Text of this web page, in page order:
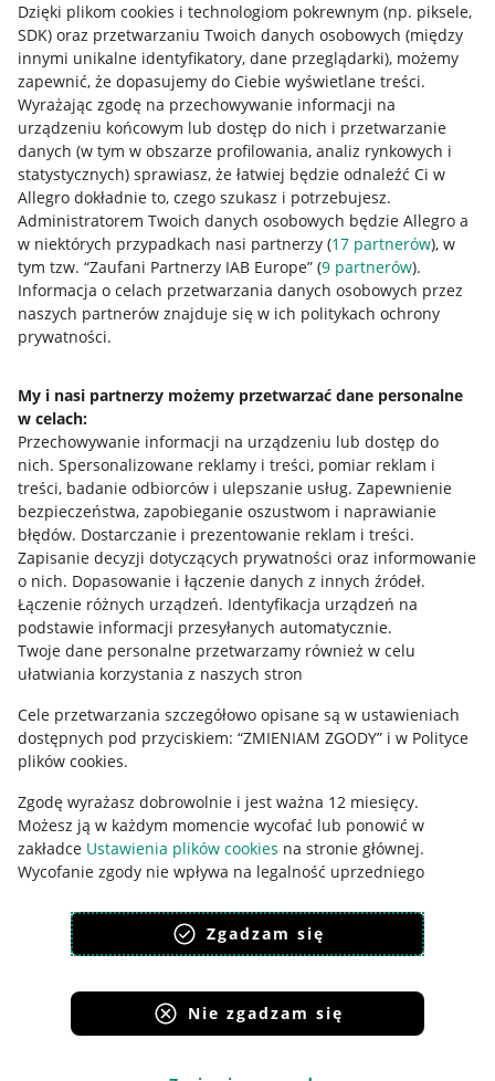
Dzięki plikom cookies i technologiom pokrewnym (np. piksele,
SDK) oraz przetwarzaniu Twoich danych osobowych (między
innymi unikalne identyfikatory, dane przeglądarki), możemy
zapewnić, że dopasujemy do Ciebie wyświetlane treści.
Wyrażając zgodę na przechowywanie informacji na
urządzeniu końcowym lub dostęp do nich i przetwarzanie
danych (w tym w obszarze profilowania, analiz rynkowych i
statystycznych) sprawiasz, że łatwiej będzie odnaleźć Ci w
Allegro dokładnie to, czego szukasz i potrzebujesz.
Administratorem Twoich danych osobowych będzie Allegro a
w niektórych przypadkach nasi partnerzy (17 partnerów), w
tym tzw. “Zaufani Partnerzy IAB Europe” (9 partnerów).
Informacja o celach przetwarzania danych osobowych przez
naszych partnerów znajduje się w ich politykach ochrony
prywatności.
My i nasi partnerzy możemy przetwarzać dane personalne
w celach:
Przechowywanie informacji na urządzeniu lub dostęp do
nich. Spersonalizowane reklamy i treści, pomiar reklam i
treści, badanie odbiorców i ulepszanie usług. Zapewnienie
bezpieczeństwa, zapobieganie oszustwom i naprawianie
błędów. Dostarczanie i prezentowanie reklam i treści.
Zapisanie decyzji dotyczących prywatności oraz informowanie
o nich. Dopasowanie i łączenie danych z innych źródeł.
Łączenie różnych urządzeń. Identyfikacja urządzeń na
podstawie informacji przesyłanych automatycznie.
Twoje dane personalne przetwarzamy również w celu
ułatwiania korzystania z naszych stron
Cele przetwarzania szczegółowo opisane są w ustawieniach
dostępnych pod przyciskiem: “ZMIENIAM ZGODY” i w Polityce
plików cookies.
Zgodę wyrażasz dobrowolnie i jest ważna 12 miesięcy.
Możesz ją w każdym momencie wycofać lub ponowić w
zakładce Ustawienia plików cookies na stronie głównej.
Wycofanie zgody nie wpływa na legalność uprzedniego
polityka plików cookies
polityka ochrony prywatności
Zgadzam się
Nie zgadzam się
Przydatne informacje
Jak to działa
Napisz do nas
Allegro Gadane dla kupujących
Mapa miejscowości
Informacje prawne
Regulamin
Polityka plików "cookies"
Ustawienia plików "cookies"
Udostępnianie lokalizacji
Pobierz aplikację
Korzystanie z serwisu oznacza akceptacjęregulaminu